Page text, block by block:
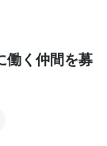
働く仲間を募